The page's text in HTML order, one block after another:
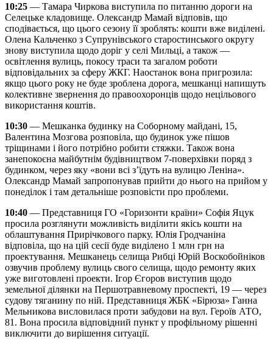
10:25 — Тамара Чиркова виступила по питанню дороги на
Селецьке кладовище. Олександр Мамай відповів, що
сподівається, що цього сезону її зроблять: кошти вже виділені.
Олена Кальченко з Супрунівського старостинського округу
знову виступила щодо доріг у селі Мильці, а також —
освітлення вулиць, покосу траси та загалом роботи
відповідальних за сферу ЖКГ. Наостанок вона пригрозила:
якщо цього року не буде зроблена дорога, мешканці напишуть
колективне звернення до правоохоронців щодо нецільового
використання коштів.
10:30 — Мешканка будинку на Соборному майдані, 15,
Валентина Мозгова розповіла, що будинок уже пішов
тріщинами і його потрібно робити стяжки. Також вона
занепокоєна майбутнім будівництвом 7-поверхівки поряд з
будинком, через яку «вони всі з’їдуть на вулицю Леніна».
Олександр Мамай запропонував прийти до нього на прийом у
понеділок і там детальніше розповісти про проблеми.
10:40 — Представниця ГО «Горизонти країни» Софія Яцук
просила розглянути можливість виділити якісь кошти на
облаштування Прирічкового парку. Юлія Гродчаніна
відповіла, що на цій сесії буде виділено 1 млн грн на
проектування. Мешканець селища Рибці Юрій Воскобойніков
озвучив проблему вулиць свого селища, щодо ремонту яких
уже виготовлені проекти. Ігор Єгоров виступив щодо
земельної ділянки на Першотравневому проспекті, 19 — через
судову тяганину по ній. Представниця ЖБК «Бірюза» Ганна
Мельникова висловилася проти забудови на вул. Героїв АТО,
81. Вона просила відповідний пункт у профільному рішенні
виключити до вирішення ситуації.